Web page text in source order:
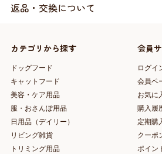
返品・交換について
カテゴリから探す
ドッグフード
キャットフード
美容・ケア用品
服・おさんぽ用品
日用品（デイリー）
リビング雑貨
トリミング用品
会員
ログイ
会員ペ
お気に
購入履
定期購
クーポ
ポイン